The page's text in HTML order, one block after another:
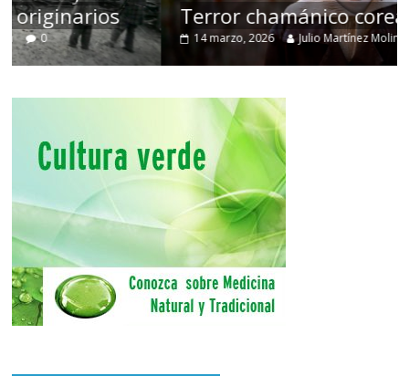
Terror chamánico coreano
14 marzo, 2026 Julio Martínez Molina 0